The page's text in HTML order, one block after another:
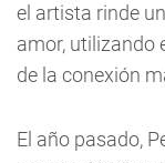
el artista rinde
amor, utilizando
de la conexión
El año pasado,